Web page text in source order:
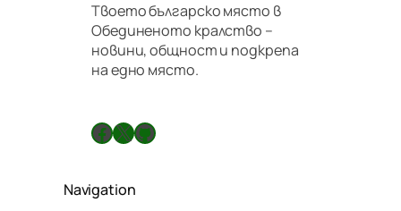
Твоето българско място в
Обединеното кралство –
новини, общност и подкрепа
на едно място.
Facebook X GitHub
Navigation